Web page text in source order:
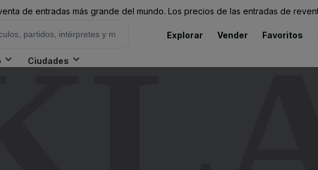
de entradas más grande del mundo. Los precios de las entradas de
Explorar Vender Favoritos
Ciudades